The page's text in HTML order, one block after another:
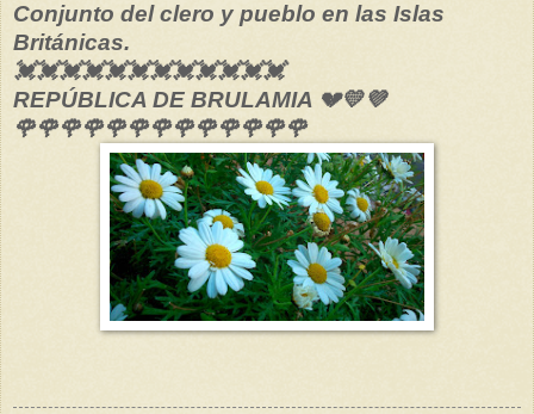
Conjunto del clero y pueblo en las Islas
Británicas.
💓💓💓💓💓💓💓💓💓💓💓💓
REPÚBLICA DE BRULAMIA 💔💛💜
🌹🌹🌹🌹🌹🌹🌹🌹🌹🌹🌹🌹🌹